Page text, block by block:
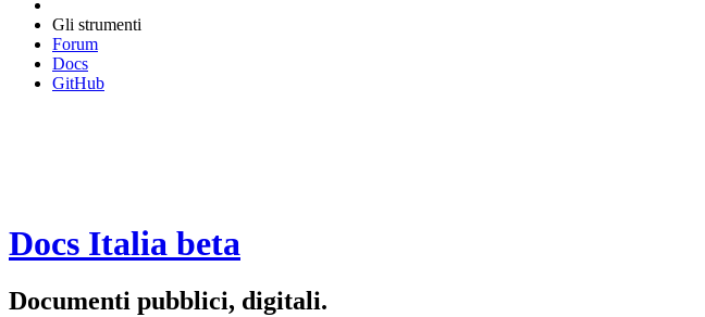
Gli strumenti
Forum
Docs
GitHub
Docs Italia beta
Documenti pubblici, digitali.